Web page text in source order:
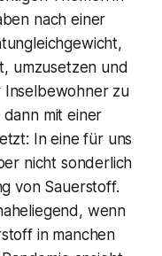
nach einer
umzusetzen und
zu
mit einer
In eine für uns
nicht sonderlich
von Sauerstoff.
wenn
in manchen